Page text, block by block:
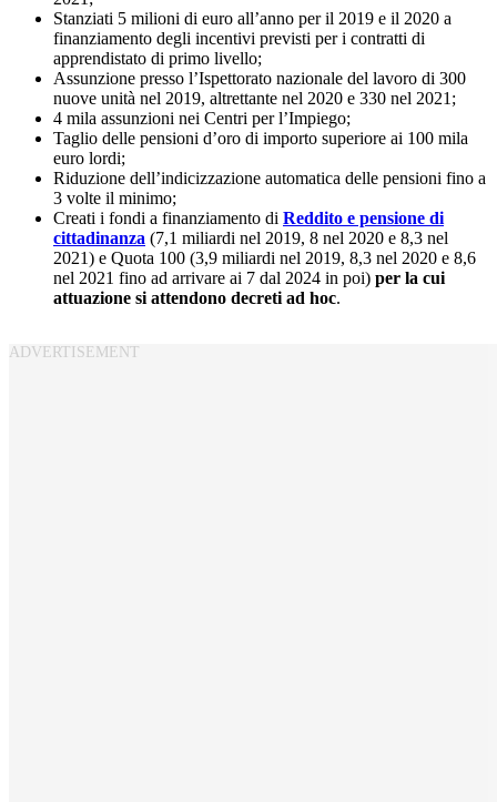
Stanziati 5 milioni di euro all’anno per il 2019 e il 2020 a
finanziamento degli incentivi previsti per i contratti di
apprendistato di primo livello;
Assunzione presso l’Ispettorato nazionale del lavoro di 300
nuove unità nel 2019, altrettante nel 2020 e 330 nel 2021;
4 mila assunzioni nei Centri per l’Impiego;
Taglio delle pensioni d’oro di importo superiore ai 100 mila
euro lordi;
Riduzione dell’indicizzazione automatica delle pensioni fino a
3 volte il minimo;
Creati i fondi a finanziamento di Reddito e pensione di
cittadinanza (7,1 miliardi nel 2019, 8 nel 2020 e 8,3 nel
2021) e Quota 100 (3,9 miliardi nel 2019, 8,3 nel 2020 e 8,6
nel 2021 fino ad arrivare ai 7 dal 2024 in poi) per la cui
attuazione si attendono decreti ad hoc.